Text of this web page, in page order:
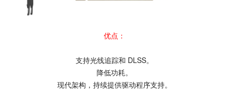
优点：
支持光线追踪和 DLSS。
降低功耗。
现代架构，持续提供驱动程序支持。